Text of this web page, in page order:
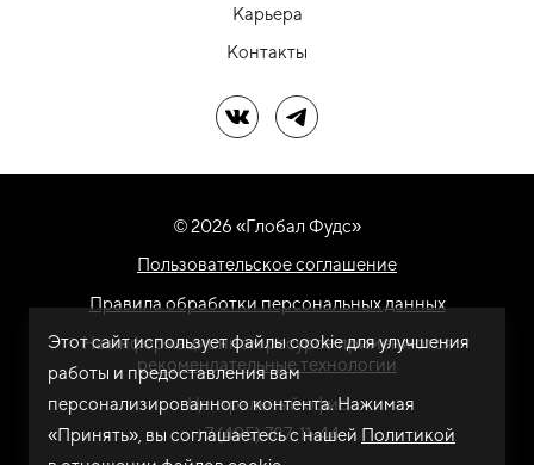
Карьера
Контакты
Мы в ВКМы в Telegram
© 2026 «Глобал Фудс»
Пользовательское соглашение
Правила обработки персональных данных
На информационном ресурсе применяются
рекомендательные технологии
Центральный офис
+7 (495) 787-11-44
Этот сайт использует файлы cookie для улучшения
работы и предоставления вам
персонализированного контента. Нажимая
«Принять», вы соглашаетесь с нашей Политикой